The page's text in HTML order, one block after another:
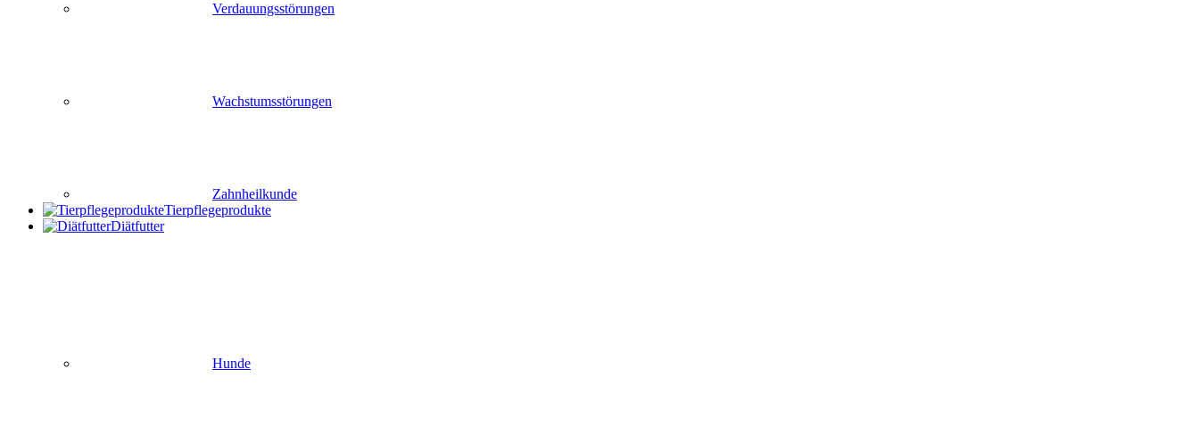
Verdauungsstörungen
Wachstumsstörungen
Zahnheilkunde
Tierpflegeprodukte
Diätfutter
Hunde